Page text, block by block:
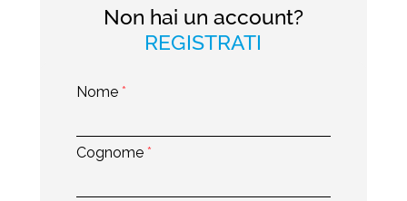
Non hai un account?
REGISTRATI
Nome*
Cognome*